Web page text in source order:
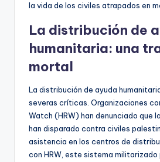
la vida de los civiles atrapados en
La distribución de
humanitaria: una
mortal
La distribución de ayuda
severas críticas. Organizaciones
Watch (HRW) han denunciado que
han disparado contra civiles
asistencia en los centros de
con HRW, este sistema